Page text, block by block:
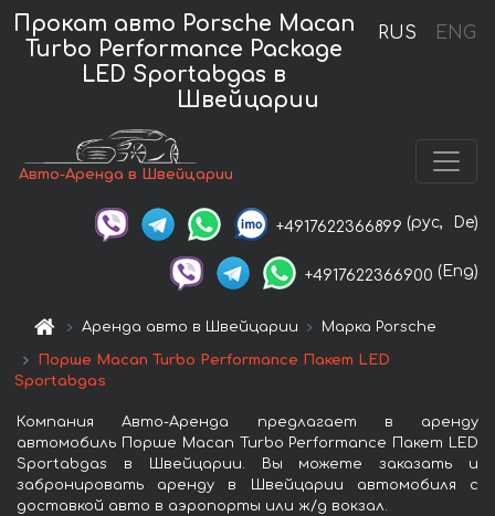
RUS ENG
Прокат авто Porsche Macan
Turbo Performance Package
LED Sportabgas в
Швейцарии
Авто-Аренда в Швейцарии
+4917622366899 (рус, De)
+4917622366900 (Eng)
Аренда авто в Швейцарии Марка Porsche
Порше Macan Turbo Performance Пакет LED
Sportabgas
Компания Авто-Аренда предлагает в аренду
автомобиль Порше Macan Turbo Performance Пакет LED
Sportabgas в Швейцарии. Вы можете заказать и
забронировать аренду в Швейцарии автомобиля с
доставкой авто в аэропорты или ж/д вокзал.